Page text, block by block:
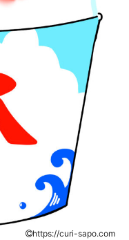
https://curi-sapo.com